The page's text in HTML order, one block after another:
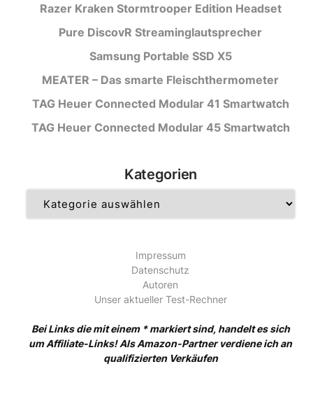
Razer Kraken Stormtrooper Edition Headset
Pure DiscovR Streaminglautsprecher
Samsung Portable SSD X5
MEATER – Das smarte Fleischthermometer
TAG Heuer Connected Modular 41 Smartwatch
TAG Heuer Connected Modular 45 Smartwatch
Kategorien
Impressum
Datenschutz
Autoren
Unser aktueller Test-Rechner
Bei Links die mit einem * markiert sind, handelt es sich
um Affiliate-Links! Als Amazon-Partner verdiene ich an
qualifizierten Verkäufen